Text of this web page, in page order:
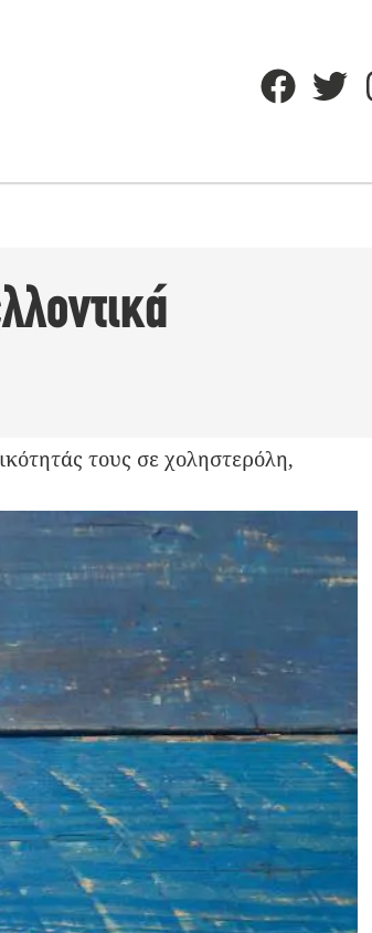
τους σε χοληστερόλη,